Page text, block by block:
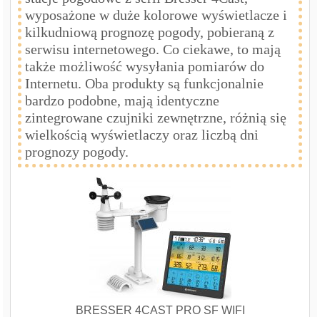
wyposażone w duże kolorowe wyświetlacze i
kilkudniową prognozę pogody, pobieraną z
serwisu internetowego. Co ciekawe, to mają
także możliwość wysyłania pomiarów do
Internetu. Oba produkty są funkcjonalnie
bardzo podobne, mają identyczne
zintegrowane czujniki zewnętrzne, różnią się
wielkością wyświetlaczy oraz liczbą dni
prognozy pogody.
BRESSER 4CAST PRO SF WIFI